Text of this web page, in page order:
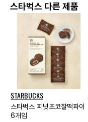
스타벅스 다른 제품
STARBUCKS
스타벅스 피넛초코찰떡파이
6개입